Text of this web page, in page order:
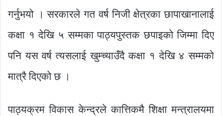
गर्नुभयो । सरकारले गत वर्ष निजी क्षेत्रका छापाखानालाई
कक्षा १ देखि ५ सम्मका पाठ्यपुस्तक छपाइको जिम्मा दिए
पनि यस वर्ष त्यसलाई खुम्च्याउँदै कक्षा १ देखि ४ सम्मको
मात्रै दिएको छ ।
पाठ्यक्रम विकास केन्द्रले कात्तिकमै शिक्षा मन्त्रालयमा